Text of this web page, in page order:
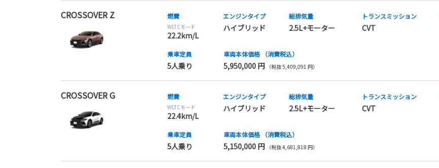
CROSSOVER Z 燃費
WLTCモード
22.2km/L
エンジンタイプ
ハイブリッド
総排気量
2.5L+モーター
トランスミッション
CVT
乗車定員
5人乗り
車両本体価格 （消費税込）
5,950,000 円 （税抜 5,409,091 円）
CROSSOVER G 燃費
WLTCモード
22.4km/L
エンジンタイプ
ハイブリッド
総排気量
2.5L+モーター
トランスミッション
CVT
乗車定員
5人乗り
車両本体価格 （消費税込）
5,150,000 円 （税抜 4,681,818 円）